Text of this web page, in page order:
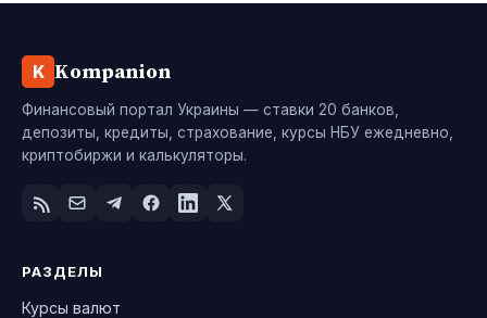
K Kompanion
Финансовый портал Украины — ставки 20 банков,
депозиты, кредиты, страхование, курсы НБУ ежедневно,
криптобиржи и калькуляторы.
РАЗДЕЛЫ
Курсы валют